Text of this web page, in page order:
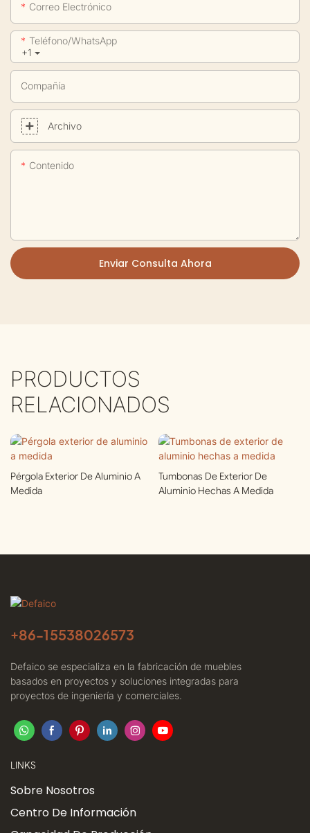
Correo Electrónico
+1
Teléfono/WhatsApp
Compañía
Archivo
Contenido
Enviar Consulta Ahora
PRODUCTOS
RELACIONADOS
Pérgola Exterior De Aluminio A
Medida
Tumbonas De Exterior De
Aluminio Hechas A Medida
+86-15538026573
Defaico se especializa en la fabricación de muebles
basados ​​en proyectos y soluciones integradas para
proyectos de ingeniería y comerciales.
LINKS
Sobre Nosotros
Centro De Información